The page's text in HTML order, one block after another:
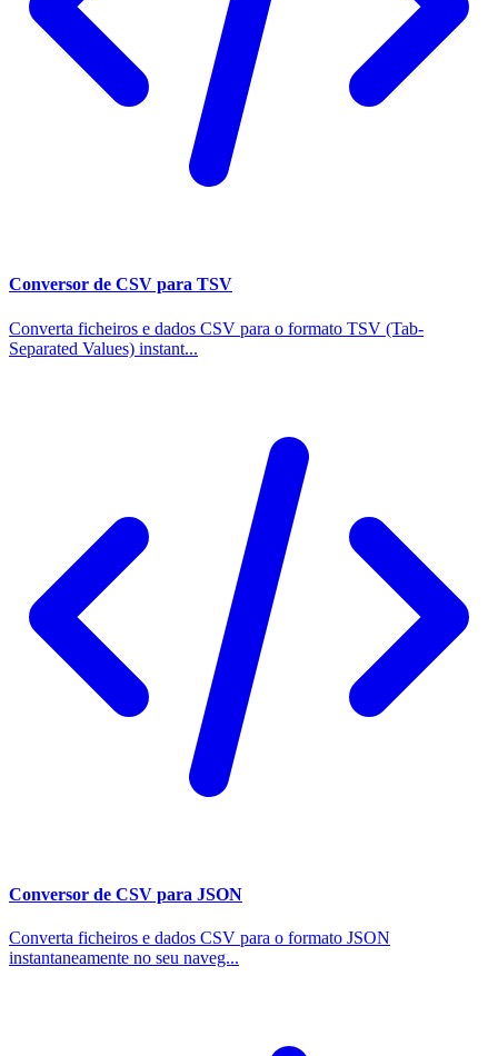
Conversor de CSV para TSV
Converta ficheiros e dados CSV para o formato TSV (Tab-
Separated Values) instant...
Conversor de CSV para JSON
Converta ficheiros e dados CSV para o formato JSON
instantaneamente no seu naveg...